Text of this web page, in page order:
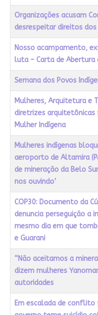
Organizações acusam
desrespeitar direitos dos
Nosso acampamento,
luta – Carta de Abertura
Semana dos Povos
Mulheres, Arquitetura e
diretrizes arquitetônicas
Mulher Indígena
Mulheres indígenas
aeroporto de Altamira
de mineração da Belo
nos ouvindo’
COP30: Documento da
denuncia perseguição a
mesmo dia em que
e Guarani
“Não aceitamos a
dizem mulheres
autoridades
Em escalada de conflito